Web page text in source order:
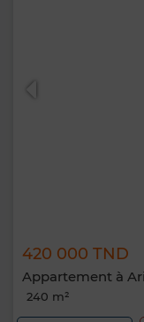
420 000 TND
Appartement à
240 m²